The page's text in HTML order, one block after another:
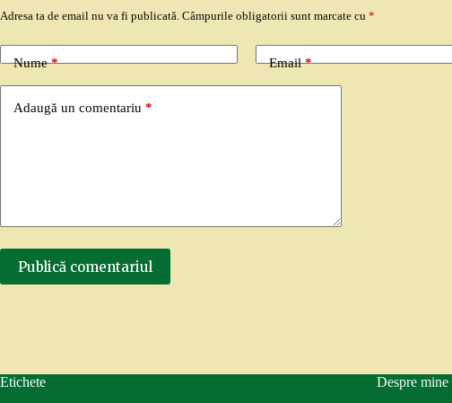
Adresa ta de email nu va fi publicată. Câmpurile obligatorii sunt marcate cu *
Nume* Email*
Adaugă un comentariu *
Publică comentariul
Etichete Despre mine